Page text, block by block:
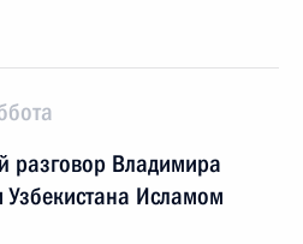
разговор Владимира
Узбекистана Исламом